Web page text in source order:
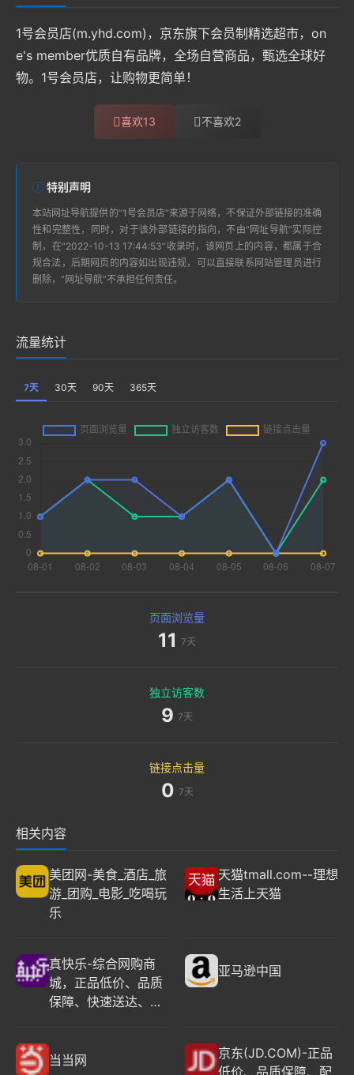
1号会员店(m.yhd.com)，京东旗下会员制精选超市，on
e's member优质自有品牌，全场自营商品，甄选全球好
物。1号会员店，让购物更简单！
喜欢13 不喜欢2
特别声明
本站网址导航提供的“​1号会员店”来源于网络，不保证外部链接的准确
性和完整性，同时，对于该外部链接的指向，不由“ 网址导航”实际控
制，在“2022-10-13 17:44:53”收录时，该网页上的内容，都属于合
规合法，后期网页的内容如出现违规，可以直接联系网站管理员进行
删除，“ 网址导航”不承担任何责任。
流量统计
7天 30天 90天 365天
页面浏览量
11 7天
独立访客数
9 7天
链接点击量
0 7天
相关内容
美团网-美食_酒店_旅
游_团购_电影_吃喝玩
乐
天猫tmall.com--理想
生活上天猫
真快乐-综合网购商
城，正品低价、品质
保障、快速送达、安
亚马逊中国
当当网
京东(JD.COM)-正品